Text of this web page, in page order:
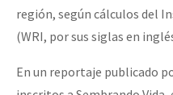
región, según cálculos del
(WRI, por sus siglas en
En un reportaje publicado